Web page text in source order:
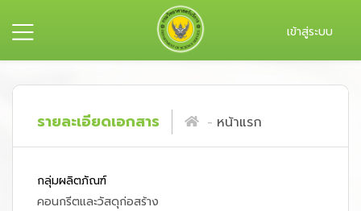
เข้าสู่ระบบ
รายละเอียดเอกสาร หน้าแรก
กลุ่มผลิตภัณฑ์
คอนกรีตและวัสดุก่อสร้าง